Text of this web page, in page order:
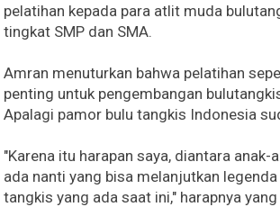
pelatihan kepada para atlit muda
tingkat SMP dan SMA.
Amran menuturkan bahwa pelatihan
penting untuk pengembangan
Apalagi pamor bulu tangkis Indonesia
"Karena itu harapan saya, diantara anak-
ada nanti yang bisa melanjutkan
tangkis yang ada saat ini," harapnya